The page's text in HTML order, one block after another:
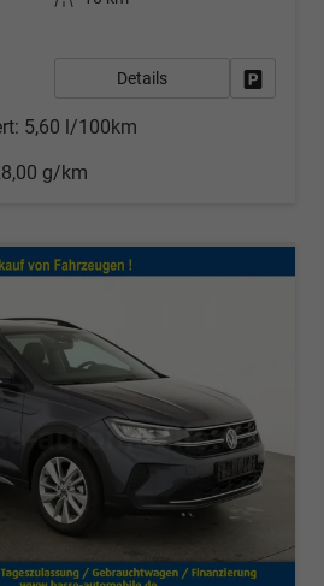
Details
5,60 l/100km
g/km